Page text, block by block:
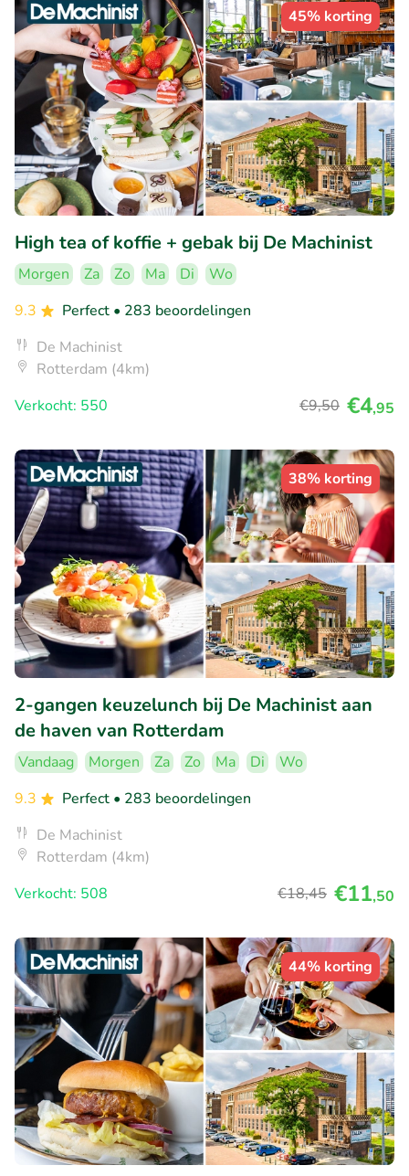
45% korting
High tea of koffie + gebak bij De Machinist
Morgen Za Zo Ma Di
Wo
9.3
Perfect • 283 beoordelingen
De Machinist
Rotterdam (4km)
Verkocht: 550
€9,50 €4,95
38% korting
2-gangen keuzelunch bij De Machinist aan
de haven van Rotterdam
Vandaag Morgen Za Zo Ma Di
Wo
9.3
Perfect • 283 beoordelingen
De Machinist
Rotterdam (4km)
Verkocht: 508
€18,45 €11,50
44% korting